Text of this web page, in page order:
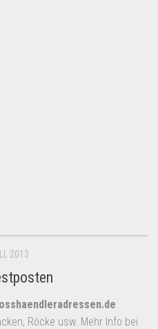
2013
Röcke usw. Mehr Info bei